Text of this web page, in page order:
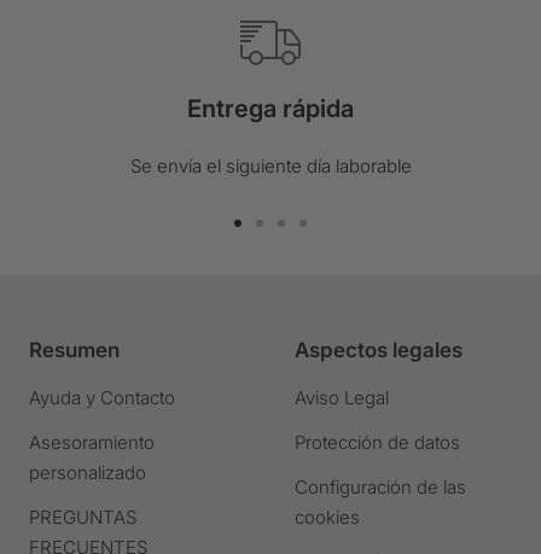
Entrega rápida
Se envía el siguiente día laborable
diapositiva
diapositiva
diapositiva
4
Ir
la
diapositiva
Resumen
Ayuda y Contacto
Asesoramiento
personalizado
PREGUNTAS
FRECUENTES
Aspectos legales
Aviso Legal
Protección de datos
Configuración de las
cookies